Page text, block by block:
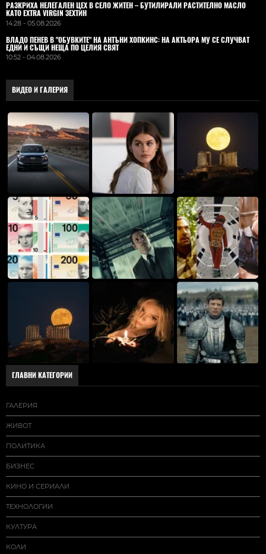
РАЗКРИХА НЕЛЕГАЛЕН ЦЕХ В СЕЛО ЖИТЕН – БУТИЛИРАЛИ РАСТИТЕЛНО МАСЛО
КАТО EXTRA VIRGIN ЗЕХТИН
14:28 - 05.08.2026
ВЛАДO ПЕНЕВ В "ОБУВКИТЕ" НА АНТЪНИ ХОПКИНС: НА АКТЬОРА МУ СЕ СЛУЧВАТ
ЕДНИ И СЪЩИ НЕЩА ПО ЦЕЛИЯ СВЯТ
10:52 - 04.08.2026
ВИДЕО И ГАЛЕРИЯ
ГЛАВНИ КАТЕГОРИИ
ГАЛЕРИЯ
ЖИВОТ
ПОЛИТИКА
БИЗНЕС
КИНО И СЕРИАЛИ
ТЕХНОЛОГИИ
КУЛТУРА
КОЛИ